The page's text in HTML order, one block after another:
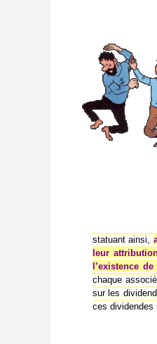
statuant ainsi,
leur
l’existence
chaque
sur les
ces dividendes